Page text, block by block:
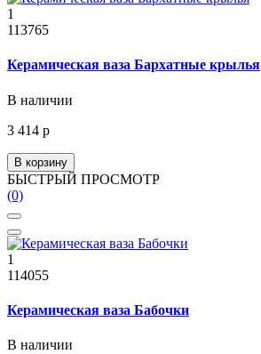
1
113765
Керамическая ваза Бархатные крылья
В наличии
3 414 р
В корзину
БЫСТРЫЙ ПРОСМОТР
(0)
1
114055
Керамическая ваза Бабочки
В наличии